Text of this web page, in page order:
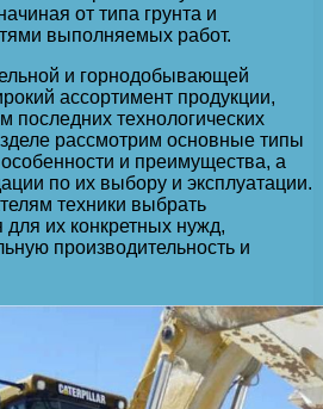
от типа грунта и
выполняемых работ.
и горнодобывающей
ассортимент продукции,
последних технологических
рассмотрим основные типы
и преимущества, а
по их выбору и эксплуатации.
техники выбрать
их конкретных нужд,
производительность и